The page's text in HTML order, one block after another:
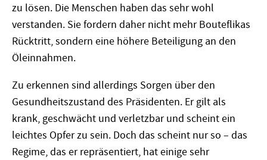
zu lösen. Die Menschen haben das sehr wohl
verstanden. Sie fordern daher nicht mehr Bouteflikas
Rücktritt, sondern eine höhere Beteiligung an den
Öleinnahmen.
Zu erkennen sind allerdings Sorgen über den
Gesundheitszustand des Präsidenten. Er gilt als
krank, geschwächt und verletzbar und scheint ein
leichtes Opfer zu sein. Doch das scheint nur so – das
Regime, das er repräsentiert, hat einige sehr